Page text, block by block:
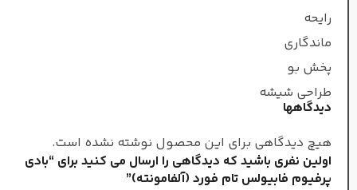
,عنبر,لابدانیوم,وانیل
رایحه
ماندگاری
پخش بو
طراحی شیشه
دیدگاهها
هیچ دیدگاهی برای این محصول نوشته نشده است.
اولین نفری باشید که دیدگاهی را ارسال می کنید برای “بادی
پرفیوم فابیولس تام فورد (آلفامونته)”